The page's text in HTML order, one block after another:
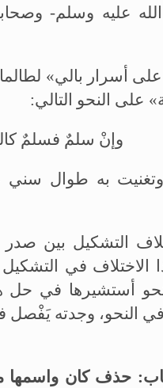
عليه وسلم-
أسرار بالي»
على النحو التالي:
وإنْ سلمٌ فسلمٌ
به طوال
التشكيل بين
الاختلاف في
أستشيرها في حل
النحو، وجدته
حذف كان واسمها